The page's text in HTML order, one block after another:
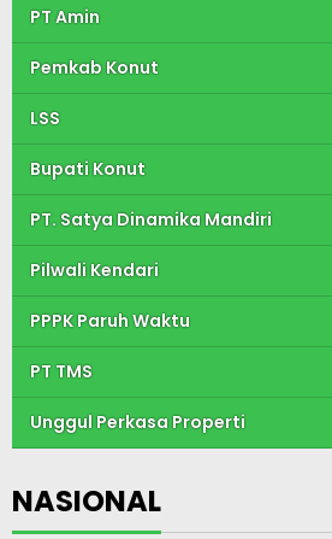
PT Amin
Pemkab Konut
LSS
Bupati Konut
PT. Satya Dinamika Mandiri
Pilwali Kendari
PPPK Paruh Waktu
PT TMS
Unggul Perkasa Properti
NASIONAL